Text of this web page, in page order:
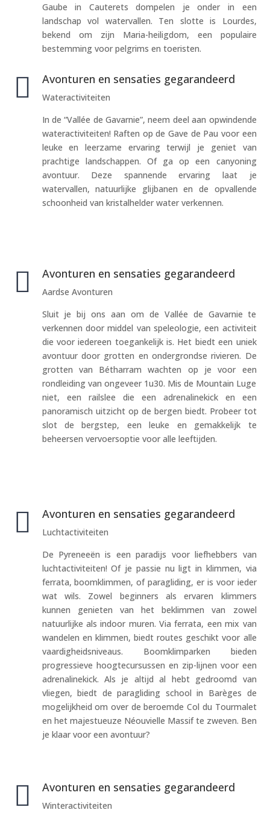
Gaube in Cauterets dompelen je onder in een
landschap vol watervallen. Ten slotte is Lourdes,
bekend om zijn Maria-heiligdom, een populaire
bestemming voor pelgrims en toeristen.
 Avonturen en sensaties gegarandeerd
Wateractiviteiten
In de “Vallée de Gavarnie”, neem deel aan opwindende
wateractiviteiten! Raften op de Gave de Pau voor een
leuke en leerzame ervaring terwijl je geniet van
prachtige landschappen. Of ga op een canyoning
avontuur. Deze spannende ervaring laat je
watervallen, natuurlijke glijbanen en de opvallende
schoonheid van kristalhelder water verkennen.
 Avonturen en sensaties gegarandeerd
Aardse Avonturen
Sluit je bij ons aan om de Vallée de Gavarnie te
verkennen door middel van speleologie, een activiteit
die voor iedereen toegankelijk is. Het biedt een uniek
avontuur door grotten en ondergrondse rivieren. De
grotten van Bétharram wachten op je voor een
rondleiding van ongeveer 1u30. Mis de Mountain Luge
niet, een railslee die een adrenalinekick en een
panoramisch uitzicht op de bergen biedt. Probeer tot
slot de bergstep, een leuke en gemakkelijk te
beheersen vervoersoptie voor alle leeftijden.
 Avonturen en sensaties gegarandeerd
Luchtactiviteiten
De Pyreneeën is een paradijs voor liefhebbers van
luchtactiviteiten! Of je passie nu ligt in klimmen, via
ferrata, boomklimmen, of paragliding, er is voor ieder
wat wils. Zowel beginners als ervaren klimmers
kunnen genieten van het beklimmen van zowel
natuurlijke als indoor muren. Via ferrata, een mix van
wandelen en klimmen, biedt routes geschikt voor alle
vaardigheidsniveaus. Boomklimparken bieden
progressieve hoogtecursussen en zip-lijnen voor een
adrenalinekick. Als je altijd al hebt gedroomd van
vliegen, biedt de paragliding school in Barèges de
mogelijkheid om over de beroemde Col du Tourmalet
en het majestueuze Néouvielle Massif te zweven. Ben
je klaar voor een avontuur?
 Avonturen en sensaties gegarandeerd
Winteractiviteiten